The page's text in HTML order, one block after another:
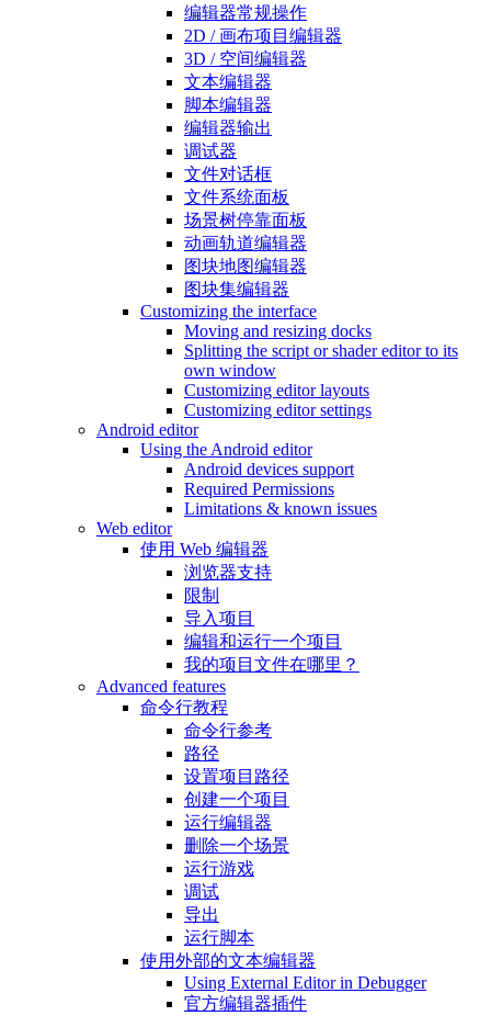
编辑器常规操作
2D / 画布项目编辑器
3D / 空间编辑器
文本编辑器
脚本编辑器
编辑器输出
调试器
文件对话框
文件系统面板
场景树停靠面板
动画轨道编辑器
图块地图编辑器
图块集编辑器
Customizing the interface
Moving and resizing docks
Splitting the script or shader editor to its
own window
Customizing editor layouts
Customizing editor settings
Android editor
Using the Android editor
Android devices support
Required Permissions
Limitations & known issues
Web editor
使用 Web 编辑器
浏览器支持
限制
导入项目
编辑和运行一个项目
我的项目文件在哪里？
Advanced features
命令行教程
命令行参考
路径
设置项目路径
创建一个项目
运行编辑器
删除一个场景
运行游戏
调试
导出
运行脚本
使用外部的文本编辑器
Using External Editor in Debugger
官方编辑器插件